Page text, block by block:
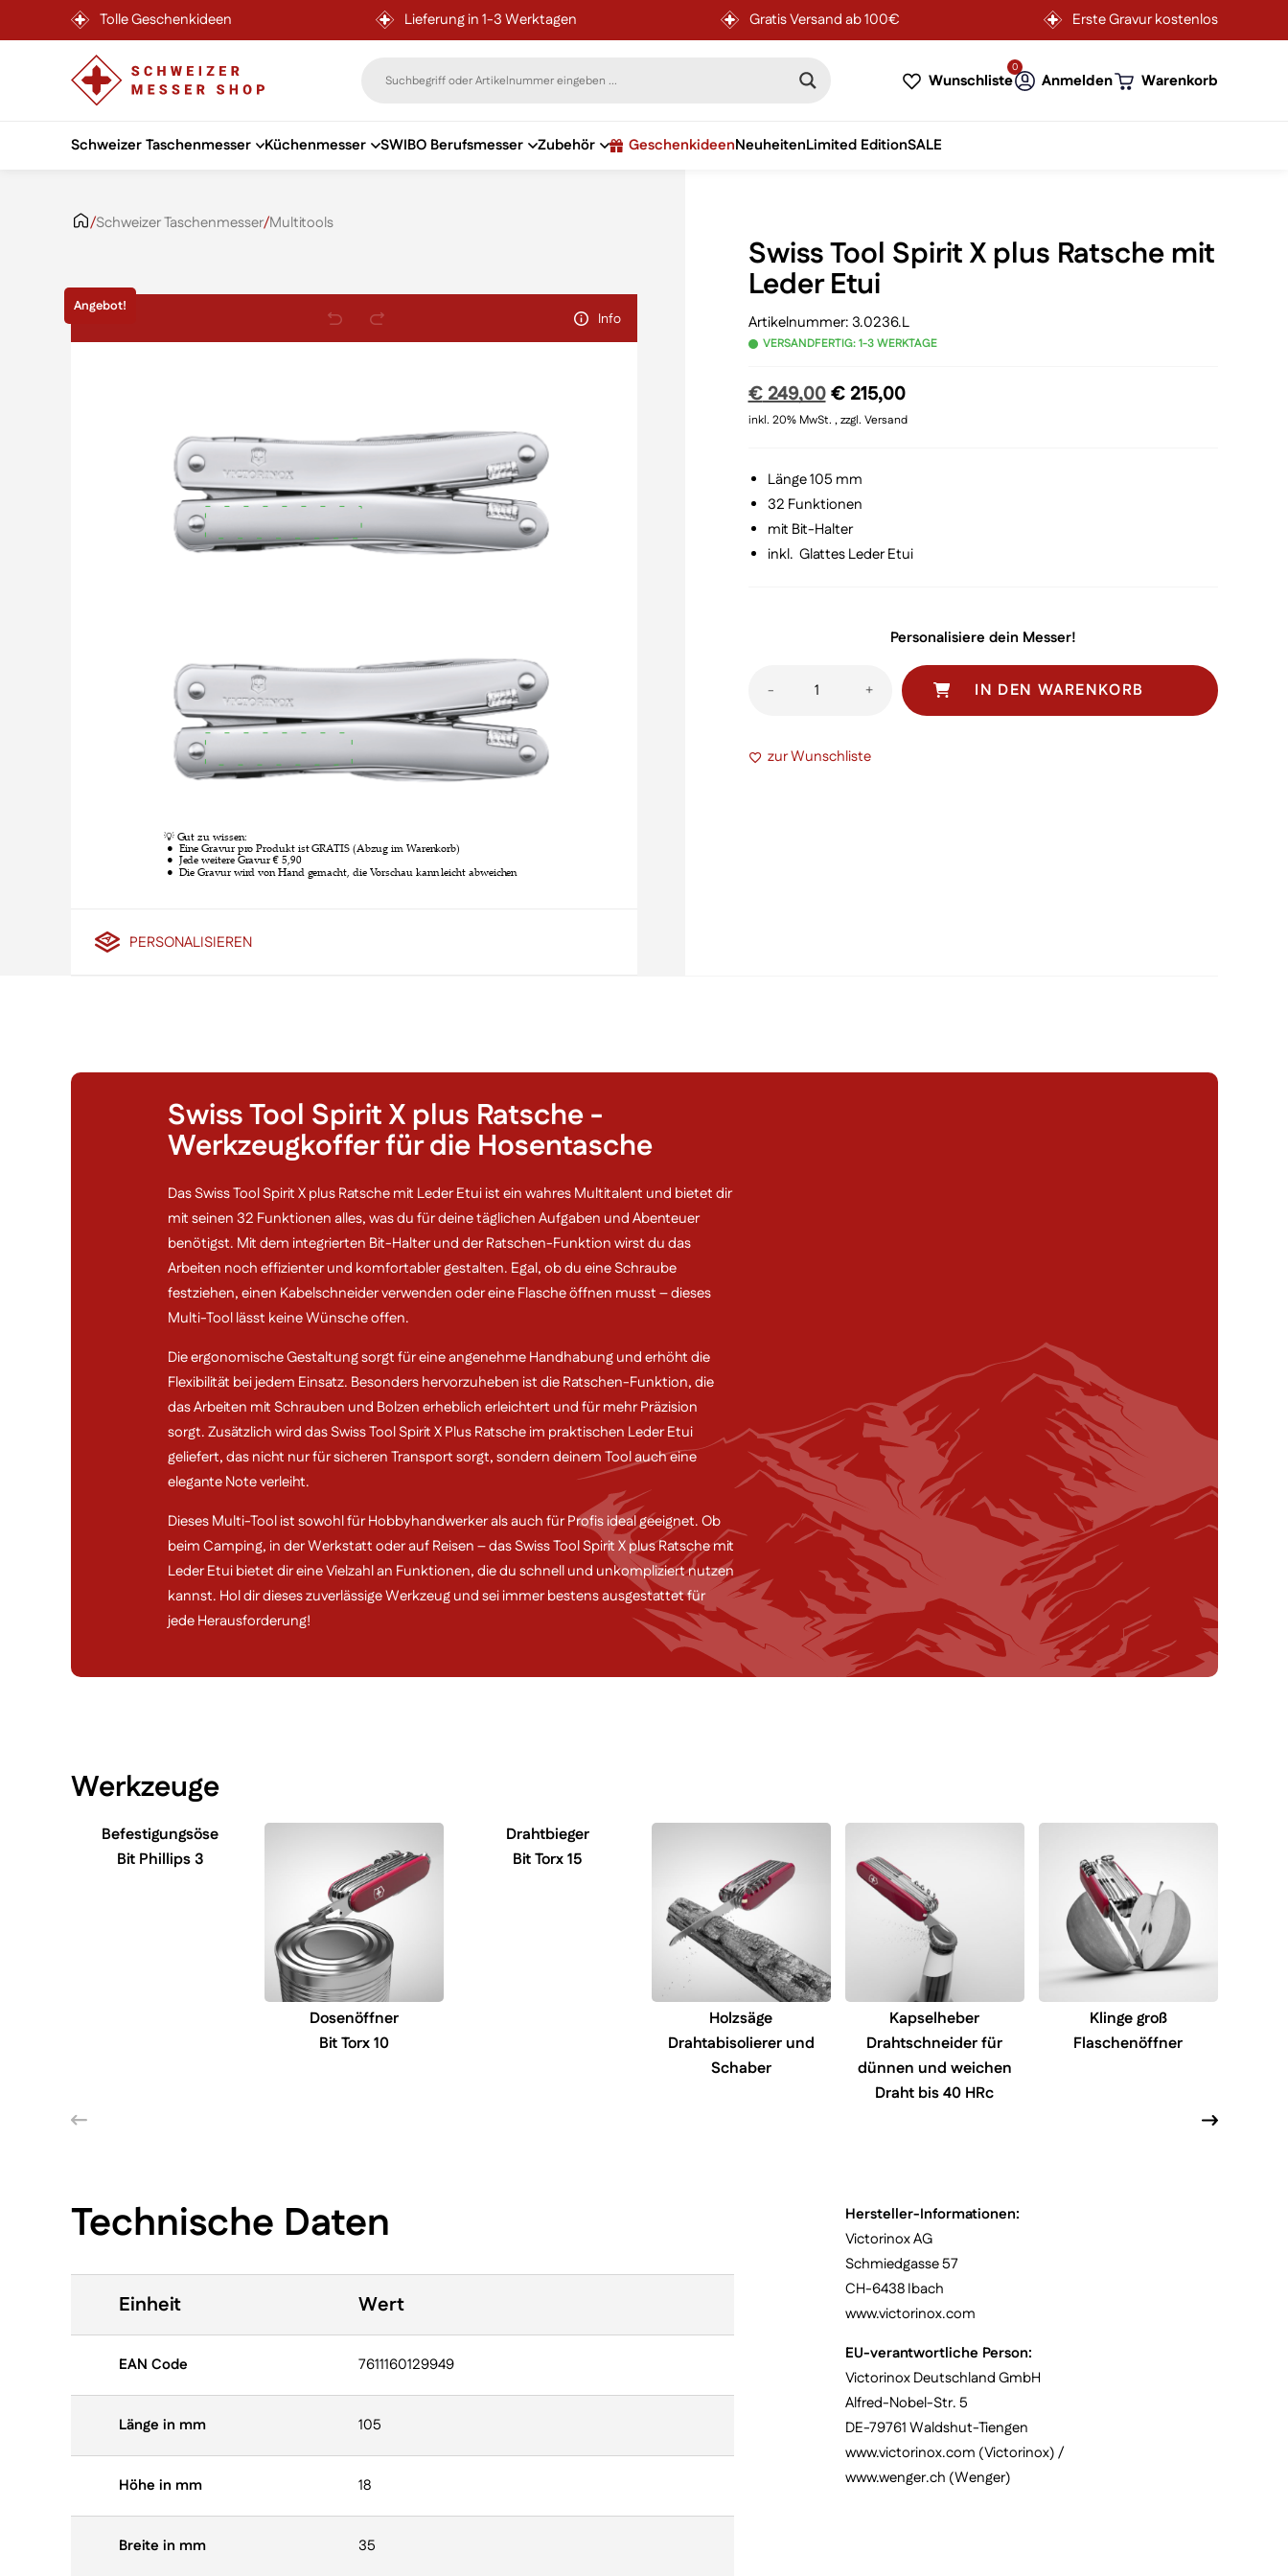
Tolle Geschenkideen Lieferung in 1-3 Werktagen Gratis Versand ab 100€ Erste Gravur kostenlos
Wunschliste
0
Anmelden Warenkorb
Schweizer Taschenmesser Küchenmesser SWIBO Berufsmesser Zubehör GeschenkideenNeuheitenLimited EditionSALE
/Schweizer Taschenmesser/Multitools
Angebot!
Info
PERSONALISIEREN
Swiss Tool Spirit X plus Ratsche mit
Leder Etui
Artikelnummer: 3.0236.L
VERSANDFERTIG: 1-3 WERKTAGE
€249,00Ursprünglicher
Preis
€ 249,00
€215,00Aktueller
Preis
inkl. 20% MwSt. , zzgl. Versand
Länge 105 mm
32 Funktionen
mit Bit-Halter
inkl. Glattes Leder Etui
Personalisiere dein Messer!
-
Swiss
X
+ IN DEN WARENKORB
zur Wunschliste
Swiss Tool Spirit X plus Ratsche -
Werkzeugkoffer für die Hosentasche
Das Swiss Tool Spirit X plus Ratsche mit Leder Etui ist ein wahres Multitalent und bietet dir
mit seinen 32 Funktionen alles, was du für deine täglichen Aufgaben und Abenteuer
benötigst. Mit dem integrierten Bit-Halter und der Ratschen-Funktion wirst du das
Arbeiten noch effizienter und komfortabler gestalten. Egal, ob du eine Schraube
festziehen, einen Kabelschneider verwenden oder eine Flasche öffnen musst – dieses
Multi-Tool lässt keine Wünsche offen.
Die ergonomische Gestaltung sorgt für eine angenehme Handhabung und erhöht die
Flexibilität bei jedem Einsatz. Besonders hervorzuheben ist die Ratschen-Funktion, die
das Arbeiten mit Schrauben und Bolzen erheblich erleichtert und für mehr Präzision
sorgt. Zusätzlich wird das Swiss Tool Spirit X Plus Ratsche im praktischen Leder Etui
geliefert, das nicht nur für sicheren Transport sorgt, sondern deinem Tool auch eine
elegante Note verleiht.
Dieses Multi-Tool ist sowohl für Hobbyhandwerker als auch für Profis ideal geeignet. Ob
beim Camping, in der Werkstatt oder auf Reisen – das Swiss Tool Spirit X plus Ratsche mit
Leder Etui bietet dir eine Vielzahl an Funktionen, die du schnell und unkompliziert nutzen
kannst. Hol dir dieses zuverlässige Werkzeug und sei immer bestens ausgestattet für
jede Herausforderung!
Werkzeuge
Befestigungsöse
Bit Phillips 3
Dosenöffner
Bit Torx 10
Drahtbieger
Bit Torx 15
Holzsäge
Drahtabisolierer und
Schaber
Kapselheber
Drahtschneider für
dünnen und weichen
Draht bis 40 HRc
Klinge groß
Flaschenöffner
Technische Daten
Einheit Wert
EAN Code 7611160129949
Länge in mm 105
Höhe in mm 18
Breite in mm 35
Hersteller-Informationen:
Victorinox AG
Schmiedgasse 57
CH-6438 Ibach
www.victorinox.com
EU-verantwortliche Person:
Victorinox Deutschland GmbH
Alfred-Nobel-Str. 5
DE-79761 Waldshut-Tiengen
www.victorinox.com (Victorinox) /
www.wenger.ch (Wenger)